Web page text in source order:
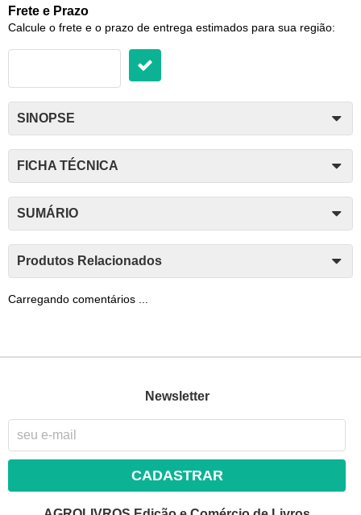
Frete e Prazo
Calcule o frete e o prazo de entrega estimados para sua região:
SINOPSE
FICHA TÉCNICA
SUMÁRIO
Produtos Relacionados
Carregando comentários ...
Newsletter
CADASTRAR